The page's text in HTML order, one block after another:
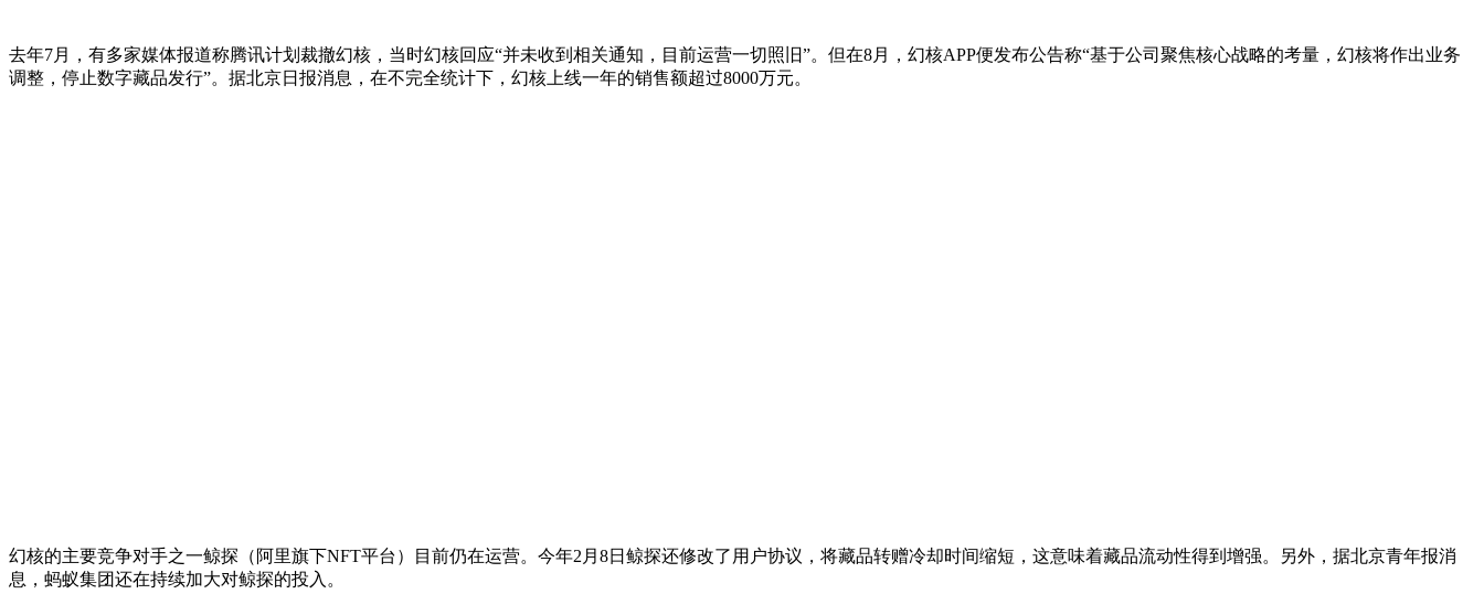
去年7月，有多家媒体报道称腾讯计划裁撤幻核，当时幻核回应“并未收到相关通知，目前运营一切照旧”。但在8月，幻核APP便发布公告称“基于公司聚焦核心战略的考量，幻核将作出业务
调整，停止数字藏品发行”。据北京日报消息，在不完全统计下，幻核上线一年的销售额超过8000万元。
幻核的主要竞争对手之一鲸探（阿里旗下NFT平台）目前仍在运营。今年2月8日鲸探还修改了用户协议，将藏品转赠冷却时间缩短，这意味着藏品流动性得到增强。另外，据北京青年报消
息，蚂蚁集团还在持续加大对鲸探的投入。